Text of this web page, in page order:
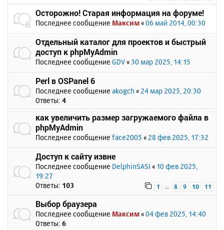
Осторожно! Старая информация на форуме!
Последнее сообщение Максим «06 май 2014, 00:30
Отдельный каталог для проектов и быстрый
доступ к phpMyAdmin
Последнее сообщение GDV « 30 мар 2025, 14:15
Perl в OSPanel 6
Последнее сообщение akogch « 24 мар 2025, 20:30
Ответы: 4
как увеличить размер загружаемого файла в
phpMyAdmin
Последнее сообщение face2005 « 28 фев 2025, 17:32
Доступ к сайту извне
Последнее сообщение DelphinSASI « 10 фев 2025,
19:27
Ответы: 103 1 8 9 10 11
Выбор браузера
Последнее сообщение Максим «04 фев 2025, 14:40
Ответы: 6